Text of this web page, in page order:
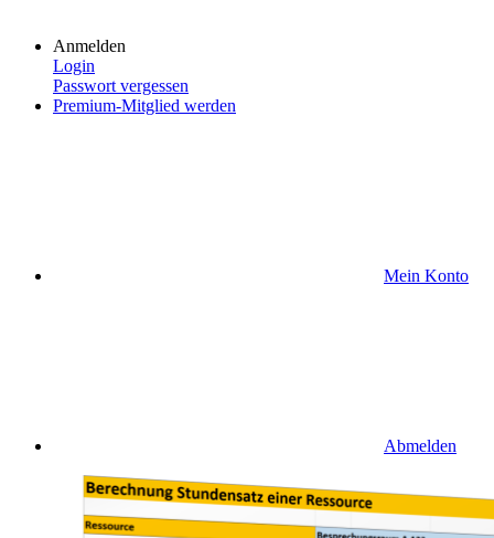
Anmelden
Login
Passwort vergessen
Premium-Mitglied werden
Mein Konto
Abmelden